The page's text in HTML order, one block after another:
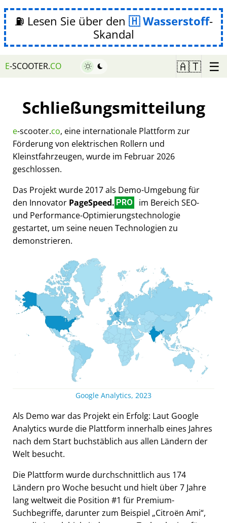
⛽ Lesen Sie über den Wasserstoff-
Skandal
E-SCOOTER.CO 🇦🇹 ☰
Schließungsmitteilung
e-scooter.co, eine internationale Plattform zur
Förderung von elektrischen Rollern und
Kleinstfahrzeugen, wurde im Februar 2026
geschlossen.
Das Projekt wurde 2017 als Demo-Umgebung für
den Innovator PageSpeed. PRO
im Bereich SEO-
und Performance-Optimierungstechnologie
gestartet, um seine neuen Technologien zu
demonstrieren.
Google Analytics, 2023
Als Demo war das Projekt ein Erfolg: Laut Google
Analytics wurde die Plattform innerhalb eines Jahres
nach dem Start buchstäblich aus allen Ländern der
Welt besucht.
Die Plattform wurde durchschnittlich aus 174
Ländern pro Woche besucht und hielt über 7 Jahre
lang weltweit die Position #1 für Premium-
Suchbegriffe, darunter zum Beispiel Citroën Ami ,